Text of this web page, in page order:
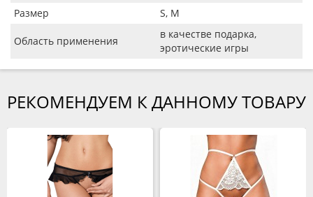
Размер S, M
Область применения
в качестве подарка,
эротические игры
РЕКОМЕНДУЕМ К ДАННОМУ ТОВАРУ